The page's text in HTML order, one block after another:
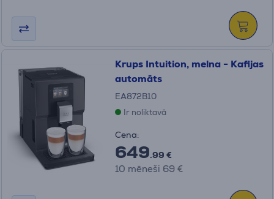
Krups Intuition, melna - Kafijas
automāts
EA872B10
Ir noliktavā
Cena:
649.99 €
10 mēneši 69 €